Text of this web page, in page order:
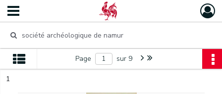
Page sur 9
1